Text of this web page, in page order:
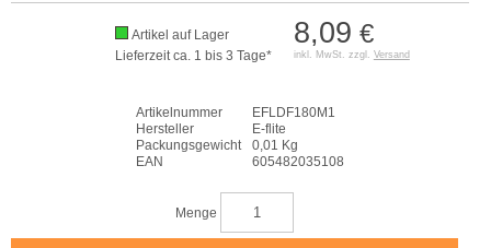
8,09 €
inkl. MwSt. zzgl. Versand
Artikel auf Lager
Lieferzeit ca. 1 bis 3 Tage*
Artikelnummer
EFLDF180M1
Hersteller
E-flite
Packungsgewicht
0,01 Kg
EAN
605482035108
Menge